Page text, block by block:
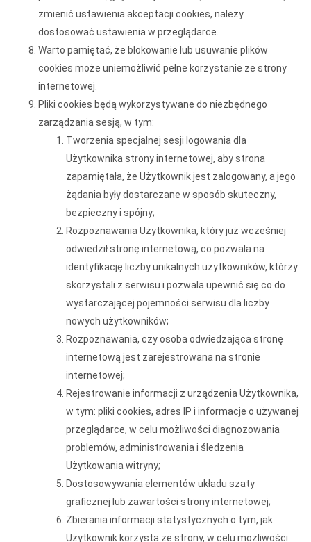
zmienić ustawienia akceptacji cookies, należy
dostosować ustawienia w przeglądarce.
Warto pamiętać, że blokowanie lub usuwanie plików
cookies może uniemożliwić pełne korzystanie ze strony
internetowej.
Pliki cookies będą wykorzystywane do niezbędnego
zarządzania sesją, w tym:
Tworzenia specjalnej sesji logowania dla
Użytkownika strony internetowej, aby strona
zapamiętała, że Użytkownik jest zalogowany, a jego
żądania były dostarczane w sposób skuteczny,
bezpieczny i spójny;
Rozpoznawania Użytkownika, który już wcześniej
odwiedził stronę internetową, co pozwala na
identyfikację liczby unikalnych użytkowników, którzy
skorzystali z serwisu i pozwala upewnić się co do
wystarczającej pojemności serwisu dla liczby
nowych użytkowników;
Rozpoznawania, czy osoba odwiedzająca stronę
internetową jest zarejestrowana na stronie
internetowej;
Rejestrowanie informacji z urządzenia Użytkownika,
w tym: pliki cookies, adres IP i informacje o używanej
przeglądarce, w celu możliwości diagnozowania
problemów, administrowania i śledzenia
Użytkowania witryny;
Dostosowywania elementów układu szaty
graficznej lub zawartości strony internetowej;
Zbierania informacji statystycznych o tym, jak
Użytkownik korzysta ze strony, w celu możliwości